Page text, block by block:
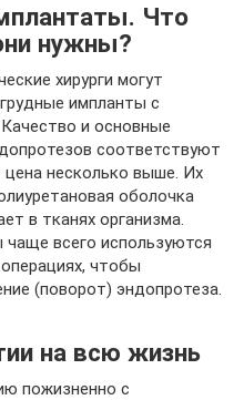
Что
нужны?
хирурги могут
импланты с
и основные
соответствуют
несколько выше. Их
оболочка
в тканях организма.
всего используются
чтобы
(поворот) эндопротеза.
на всю жизнь
пожизненно с